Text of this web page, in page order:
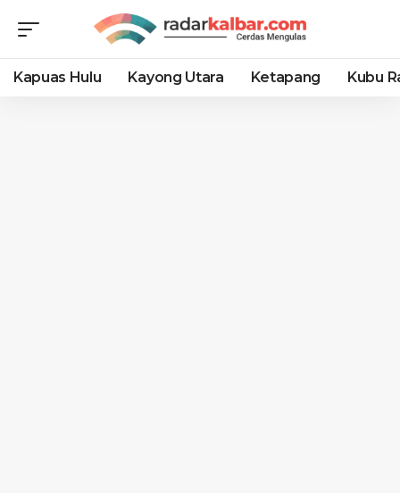
Kapuas Hulu Kayong Utara Ketapang Kubu